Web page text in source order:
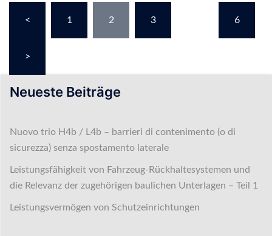
der
Beiträge
< 1 2 3 6
>
Neueste Beiträge
Nuovo trio H4b / L4b – barrieri di contenimento (o di
sicurezza) senza spostamento laterale
Leistungsfähigkeit von Fahrzeug-Rückhaltesystemen und
die Relevanz der zugehörigen baulichen Unterlagen – Teil 1
Leistungsvermögen von Schutzeinrichtungen